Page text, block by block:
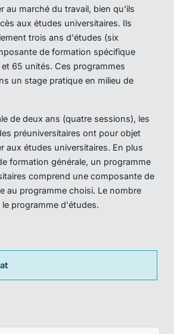
au marché du travail, bien qu'ils
aux études universitaires. Ils
trois ans d'études (six
de formation spécifique
65 unités. Ces programmes
un stage pratique en milieu de
de deux ans (quatre sessions), les
préuniversitaires ont pour objet
aux études universitaires. En plus
formation générale, un programme
comprend une composante de
au programme choisi. Le nombre
programme d'études.